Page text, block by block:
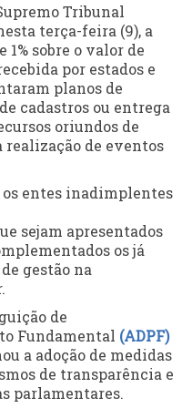
Tribunal
terça-feira (9), a
sobre o valor de
por estados e
planos de
cadastros ou entrega
oriundos de
realização de eventos
os entes inadimplentes
sejam apresentados
os já
gestão na
de
Fundamental (ADPF)
a adoção de medidas
de transparência e
parlamentares.